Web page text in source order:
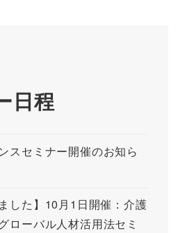
日程
スセミナー開催のお知ら
した】10月1日開催：介護
ローバル人材活用法セミ